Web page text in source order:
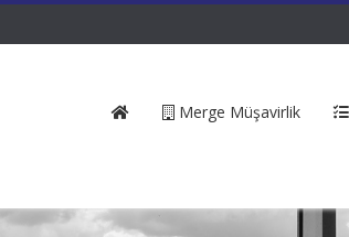
Merge Müşavirlik